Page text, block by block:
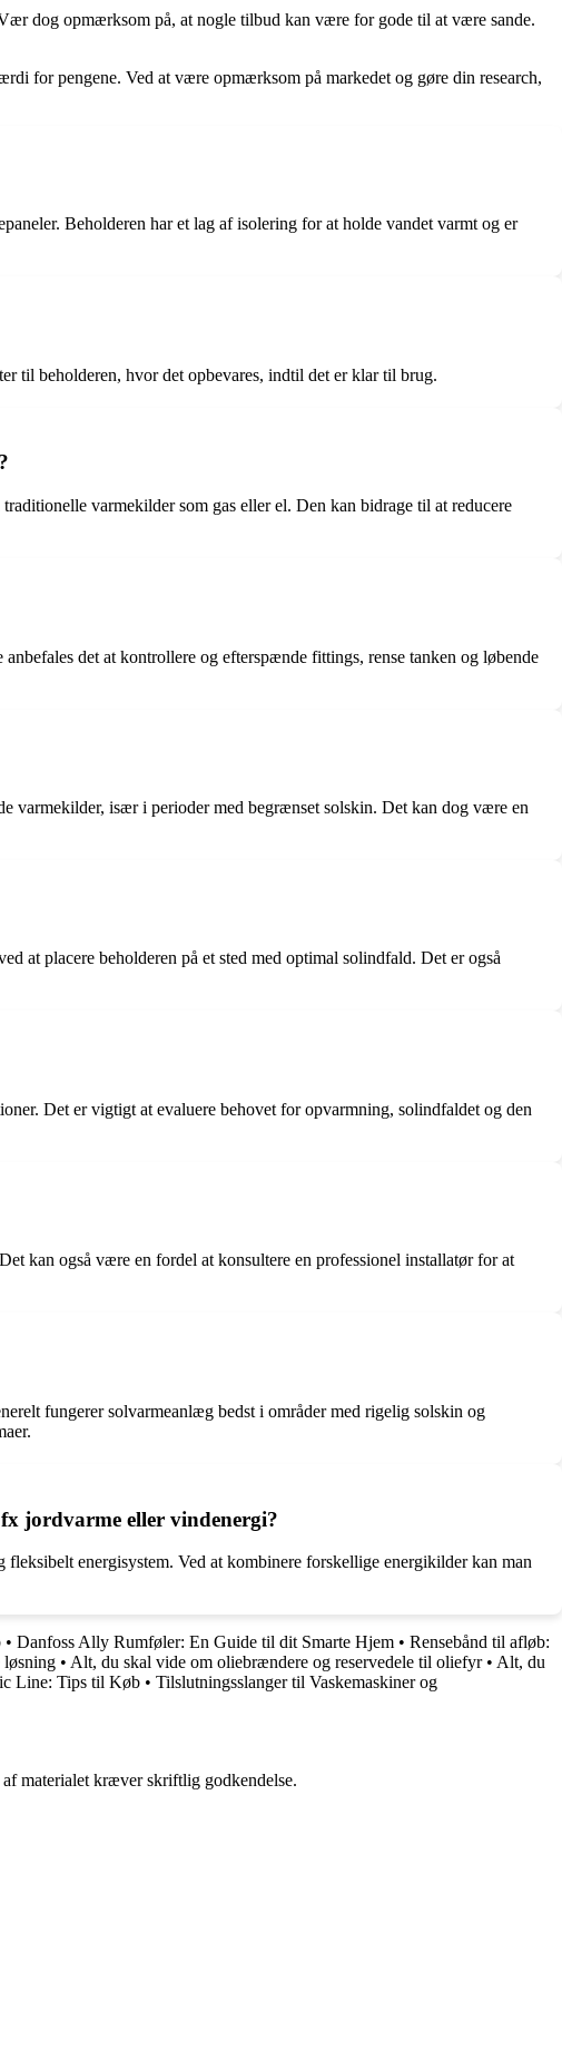
dog opmærksom på, at nogle tilbud kan være for gode til at være sande.
for pengene. Ved at være opmærksom på markedet og gøre din research,
Beholderen har et lag af isolering for at holde vandet varmt og er
til beholderen, hvor det opbevares, indtil det er klar til brug.
varmekilder som gas eller el. Den kan bidrage til at reducere
det at kontrollere og efterspænde fittings, rense tanken og løbende
varmekilder, især i perioder med begrænset solskin. Det kan dog være en
at placere beholderen på et sted med optimal solindfald. Det er også
Det er vigtigt at evaluere behovet for opvarmning, solindfaldet og den
kan også være en fordel at konsultere en professionel installatør for at
fungerer solvarmeanlæg bedst i områder med rigelig solskin og
jordvarme eller vindenergi?
energisystem. Ved at kombinere forskellige energikilder kan man
• Danfoss Ally Rumføler: En Guide til dit Smarte Hjem • Rensebånd til afløb:
løsning • Alt, du skal vide om oliebrændere og reservedele til oliefyr• Alt, du
Line: Tips til Køb • Tilslutningsslanger til Vaskemaskiner og
materialet kræver skriftlig godkendelse.